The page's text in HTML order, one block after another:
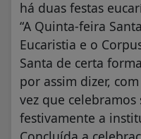
há duas festas
“A Quinta-feira
Eucaristia e o
Santa de certa
por assim dizer,
vez que
festivamente a